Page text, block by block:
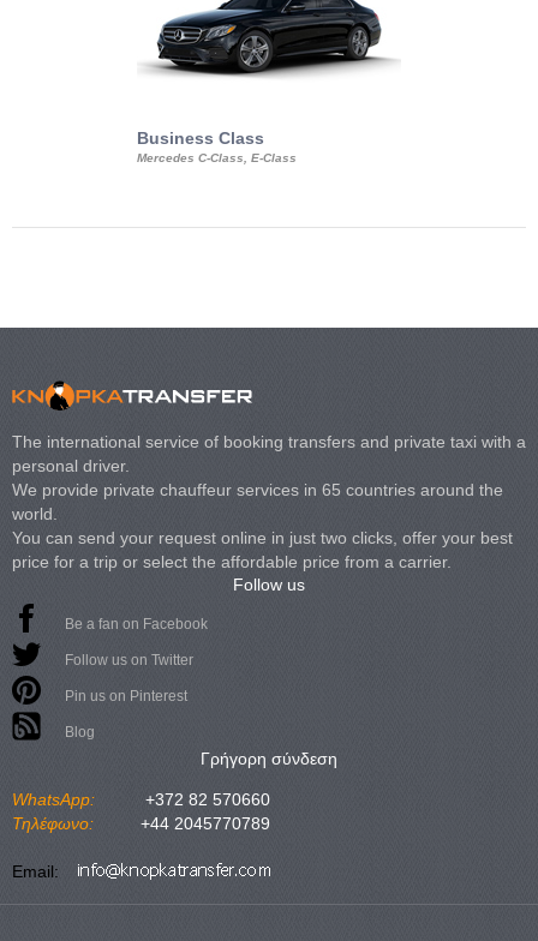
Business Class
Mercedes C-Class, E-Class
The international service of booking transfers and private taxi with a
personal driver.
We provide private chauffeur services in 65 countries around the
world.
You can send your request online in just two clicks, offer your best
price for a trip or select the affordable price from a carrier.
Follow us
Be a fan on Facebook
Follow us on Twitter
Pin us on Pinterest
Blog
Γρήγορη σύνδεση
WhatsApp:
+372 82 570660
Τηλέφωνο:
+44 2045770789
Email: